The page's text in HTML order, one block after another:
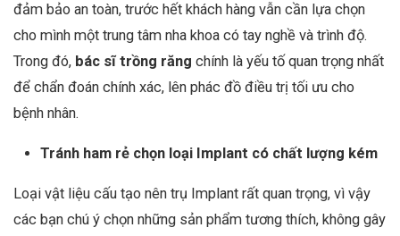
đảm bảo an toàn, trước hết khách hàng vẫn cần lựa chọn
cho mình một trung tâm nha khoa có tay nghề và trình độ.
Trong đó, bác sĩ trồng răng chính là yếu tố quan trọng nhất
để chẩn đoán chính xác, lên phác đồ điều trị tối ưu cho
bệnh nhân.
Tránh ham rẻ chọn loại Implant có chất lượng kém
Loại vật liệu cấu tạo nên trụ Implant rất quan trọng, vì vậy
các bạn chú ý chọn những sản phẩm tương thích, không gây